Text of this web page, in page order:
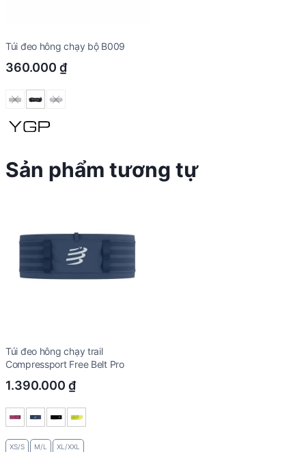
Túi đeo hông chạy bộ B009
360.000 ₫
Sản phẩm tương tự
Túi đeo hông chạy trail
Compressport Free Belt Pro
1.390.000 ₫
XS/S M/L XL/XXL